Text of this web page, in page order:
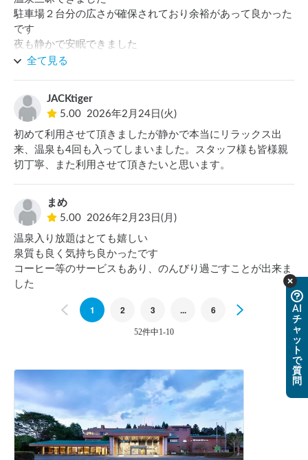
駐車場２台分の広さが確保されており余裕があって良かった
です
夜も静かで安眠できました
※希望改善点
レストランのカーテンを一部締めて頂くか　樹木等の目隠し
があると良いと思いました
2.冬の寒さもあり温泉の温度をもう少し上げて欲しいと思い
ました
全て見る
JACKtiger
5.00 2026年2月24日(火)
初めて利用させて頂きましたが静かで本当にリラックス出
来、温泉も4回も入ってしまいました。スタッフ様も皆様親
切丁寧、また利用させて頂きたいと思います。
まめ
5.00 2026年2月23日(月)
温泉入り放題はとても嬉しい
泉質も良く気持ち良かったです
コーヒー等のサービスもあり、のんびり過ごすことが出来ま
した
Previous
1 2 3 ... 6
52件中1-10
AI
チ
ャ
ッ
ト
で
質
問